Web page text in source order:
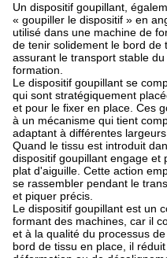
Un dispositif goupillant,
« goupiller le dispositif » en
utilisé dans une machine de
de tenir solidement le bord de
assurant le transport stable
formation.
Le dispositif goupillant se
qui sont stratégiquement
et pour le fixer en place. Ces
à un mécanisme qui tient
adaptant à différentes
Quand le tissu est introduit
dispositif goupillant engage et
plat d'aiguille. Cette action
se rassembler pendant le
et piquer précis.
Le dispositif goupillant est un
formant des machines, car il
et à la qualité du processus
bord de tissu en place, il